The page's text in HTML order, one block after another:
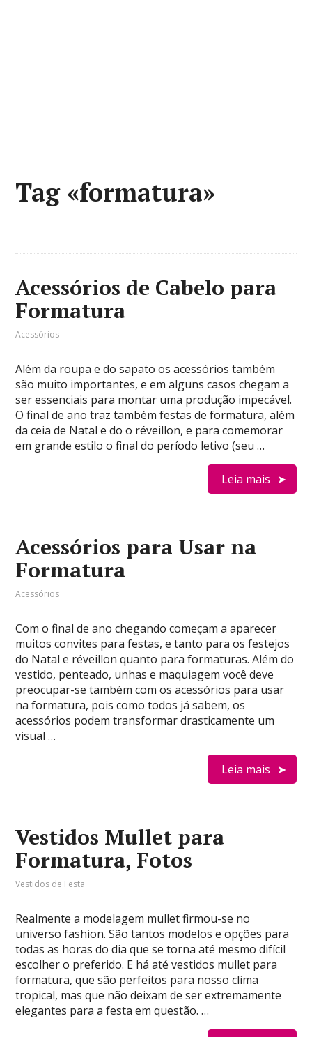
Tag «formatura»
Acessórios de Cabelo para
Formatura
Acessórios
Além da roupa e do sapato os acessórios também
são muito importantes, e em alguns casos chegam a
ser essenciais para montar uma produção impecável.
O final de ano traz também festas de formatura, além
da ceia de Natal e do o réveillon, e para comemorar
em grande estilo o final do período letivo (seu …
Leia mais
Acessórios para Usar na
Formatura
Acessórios
Com o final de ano chegando começam a aparecer
muitos convites para festas, e tanto para os festejos
do Natal e réveillon quanto para formaturas. Além do
vestido, penteado, unhas e maquiagem você deve
preocupar-se também com os acessórios para usar
na formatura, pois como todos já sabem, os
acessórios podem transformar drasticamente um
visual …
Leia mais
Vestidos Mullet para
Formatura, Fotos
Vestidos de Festa
Realmente a modelagem mullet firmou-se no
universo fashion. São tantos modelos e opções para
todas as horas do dia que se torna até mesmo difícil
escolher o preferido. E há até vestidos mullet para
formatura, que são perfeitos para nosso clima
tropical, mas que não deixam de ser extremamente
elegantes para a festa em questão. …